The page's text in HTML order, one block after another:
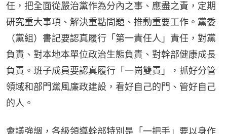
任，把全面從嚴治黨作為分內之事、應盡之責，定期
研究重大事項、解決重點問題、推動重要工作。黨委
（黨組）書記要認真履行「第一責任人」責任，對黨
負責、對本地本單位政治生態負責、對幹部健康成長
負責。班子成員要認真履行「一崗雙責」，抓好分管
領域和部門黨風廉政建設，看好自己的門、管好自己
的人。
會議強調，各級領導幹部特別是「一把手」要以身作